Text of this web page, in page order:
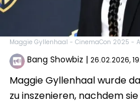
Maggie Gyllenhaal - CinemaCon 2025 -
Bang Showbiz | 26.02.2026,
Maggie Gyllenhaal wurde
zu inszenieren, nachdem